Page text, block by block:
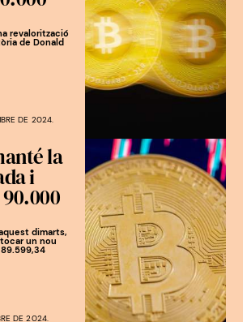
revalorització
de Donald
DE 2024.
la
i
dimarts,
un nou
DE 2024.